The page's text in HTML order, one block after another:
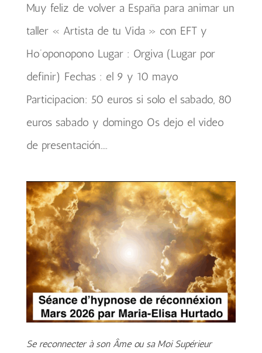
Muy feliz de volver a España para animar un
taller « Artista de tu Vida » con EFT y
Ho’oponopono Lugar : Orgiva (Lugar por
definir) Fechas : el 9 y 10 mayo
Participacion: 50 euros si solo el sabado, 80
euros sabado y domingo Os dejo el video
de presentación....
Se reconnecter à son Âme ou sa Moi Supérieur